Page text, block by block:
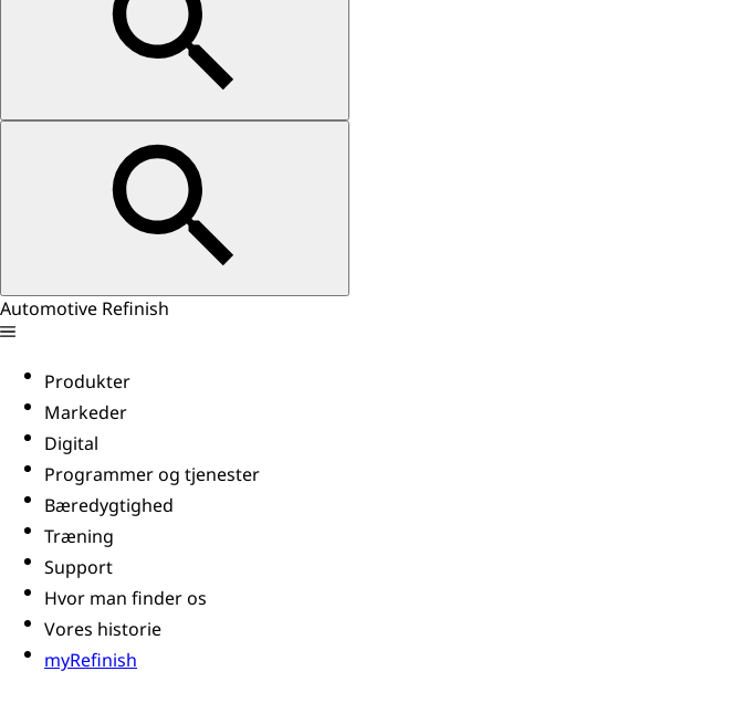
Automotive Refinish
Produkter
Markeder
Digital
Programmer og tjenester
Bæredygtighed
Træning
Support
Hvor man finder os
Vores historie
myRefinish